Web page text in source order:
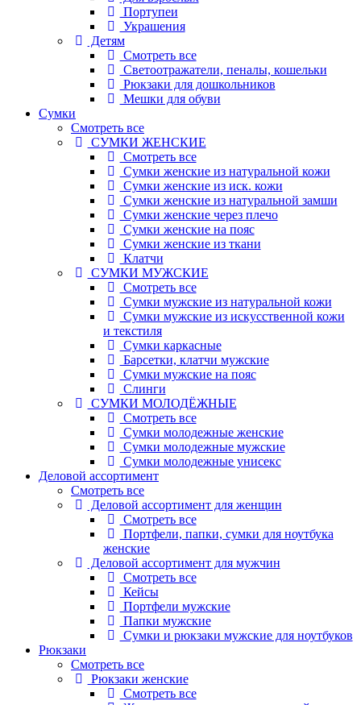
Портупеи
Украшения
Детям
Смотреть все
Светоотражатели, пеналы, кошельки
Рюкзаки для дошкольников
Мешки для обуви
Сумки
Смотреть все
СУМКИ ЖЕНСКИЕ
Смотреть все
Сумки женские из натуральной кожи
Сумки женские из иск. кожи
Сумки женские из натуральной замши
Сумки женские через плечо
Сумки женские на пояс
Сумки женские из ткани
Клатчи
СУМКИ МУЖСКИЕ
Смотреть все
Сумки мужские из натуральной кожи
Сумки мужские из искусственной кожи
и текстиля
Сумки каркасные
Барсетки, клатчи мужские
Сумки мужские на пояс
Слинги
СУМКИ МОЛОДЁЖНЫЕ
Смотреть все
Сумки молодежные женские
Сумки молодежные мужские
Сумки молодежные унисекс
Деловой ассортимент
Смотреть все
Деловой ассортимент для женщин
Смотреть все
Портфели, папки, сумки для ноутбука
женские
Деловой ассортимент для мужчин
Смотреть все
Кейсы
Портфели мужские
Папки мужские
Сумки и рюкзаки мужские для ноутбуков
Рюкзаки
Смотреть все
Рюкзаки женские
Смотреть все